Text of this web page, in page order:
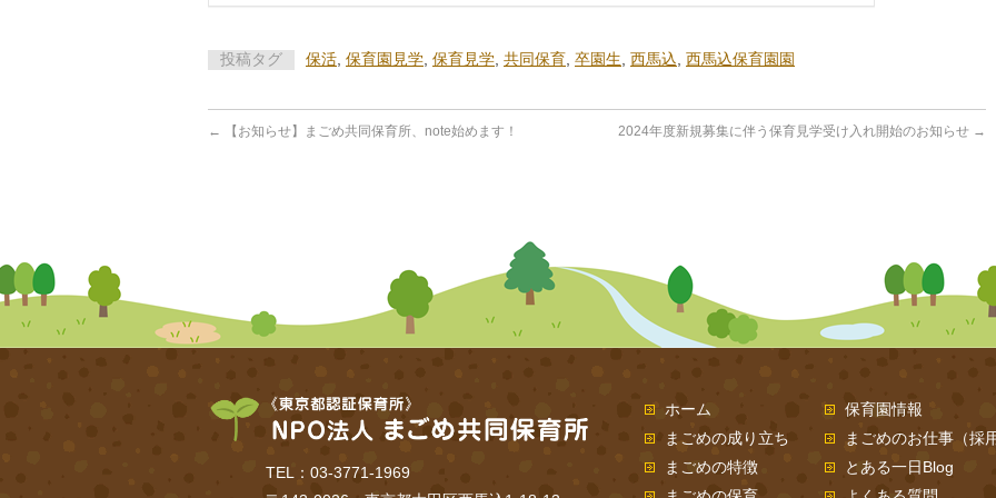
投稿タグ 保活, 保育園見学, 保育見学, 共同保育, 卒園生, 西馬込, 西馬込保育園園
← 【お知らせ】まごめ共同保育所、note始めます！ 2024年度新規募集に伴う保育見学受け入れ開始のお知らせ →
TEL：03-3771-1969
ホーム
まごめの成り立ち
まごめの特徴
保育園情報
まごめのお仕事（採
とある一日Blog